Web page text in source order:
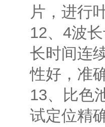
片，进行
12、4波
长时间连
性好，准
13、比色
试定位精